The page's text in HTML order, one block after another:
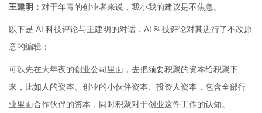
王建明： 对于年青的创业者来说，我小我的建议是不焦急。
以下是 AI 科技评论与王建明的对话，AI 科技评论对其进行了不改原
意的编辑：
可以先在大年夜的创业公司里面，去把须要积聚的资本给积聚下
来，比如人的资本、创业的小伙伴资本、投资人资本，包含全部行
业里面合作伙伴的资本，同时积聚对于创业这件工作的认知。